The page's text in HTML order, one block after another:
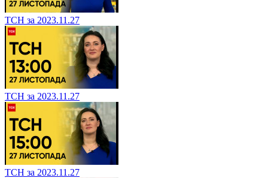
ТСН за 2023.11.27
ТСН за 2023.11.27
ТСН за 2023.11.27